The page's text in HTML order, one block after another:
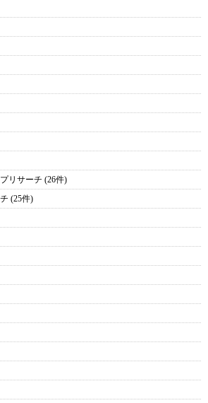
リサーチ (26件)
(25件)